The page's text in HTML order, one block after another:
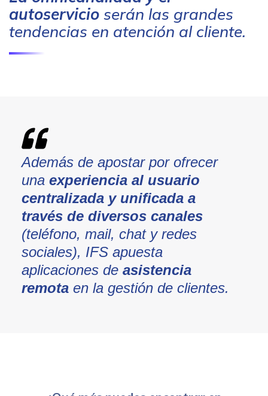
autoservicio serán las grandes
tendencias en atención al cliente.
Además de apostar por ofrecer
una experiencia al usuario
centralizada y unificada a
través de diversos canales
(teléfono, mail, chat y redes
sociales), IFS apuesta
aplicaciones de asistencia
remotaen la gestión de clientes.